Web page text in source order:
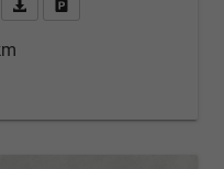
& Angebot anfordern
PDF-Datei, Fahrzeugexposé
Fahrzeug merken/Expose